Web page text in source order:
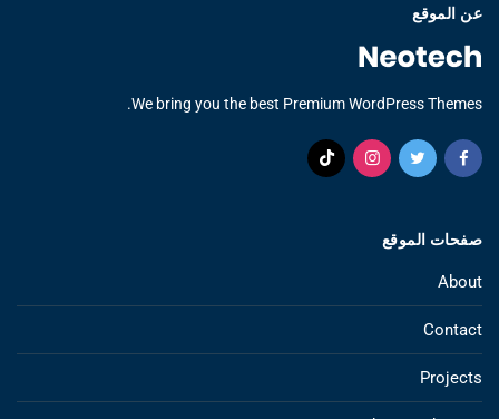
عن الموقع
We bring you the best Premium WordPress Themes.
صفحات الموقع
About
Contact
Projects